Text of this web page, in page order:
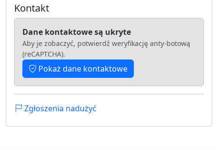
Kontakt
Dane kontaktowe są ukryte
Aby je zobaczyć, potwierdź weryfikację anty-botową
(reCAPTCHA).
Pokaż dane kontaktowe
Zgłoszenia nadużyć